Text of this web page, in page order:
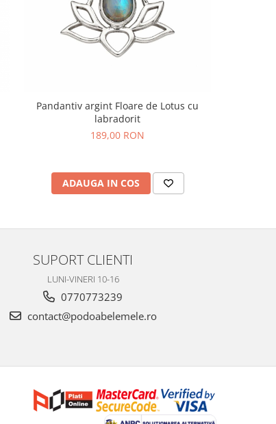
Pandantiv argint Floare de Lotus cu
labradorit
189,00 RON
ADAUGA IN COS
SUPORT CLIENTI
LUNI-VINERI 10-16
0770773239
contact@podoabelemele.ro